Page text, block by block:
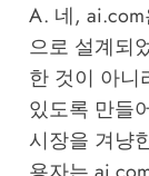
A. 네, ai.com
으로 설계되
한 것이 아니
있도록 만들
시장을 겨냥